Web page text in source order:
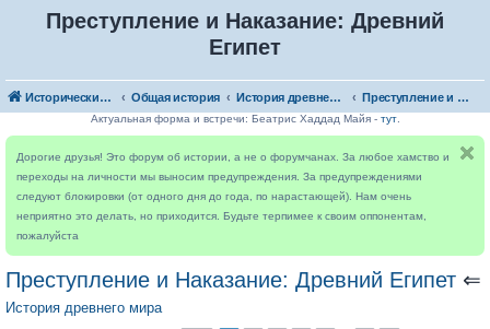
Преступление и Наказание: Древний
Египет
Исторический форум Общая история История древнего мира Преступление и Наказание: Древний Египет
Актуальная форма и встречи: Беатрис Хаддад Майя - тут.
Дорогие друзья! Это форум об истории, а не о форумчанах. За любое хамство и
переходы на личности мы выносим предупреждения. За предупреждениями
следуют блокировки (от одного дня до года, по нарастающей). Нам очень
неприятно это делать, но приходится. Будьте терпимее к своим оппонентам,
пожалуйста
Преступление и Наказание: Древний Египет ⇐
История древнего мира